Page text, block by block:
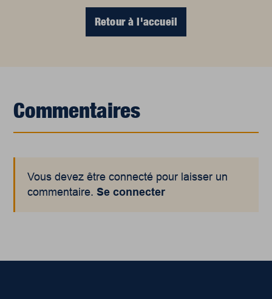
Retour à l'accueil
Commentaires
Vous devez être connecté pour laisser un
commentaire.Se connecter